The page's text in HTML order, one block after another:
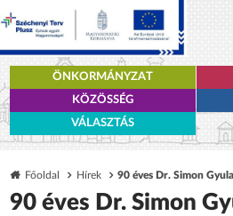
ÖNKORMÁNYZAT
KÖZÖSSÉG
VÁLASZTÁS
Főoldal Hírek 90 éves Dr. Simon Gyula
90 éves Dr. Simon